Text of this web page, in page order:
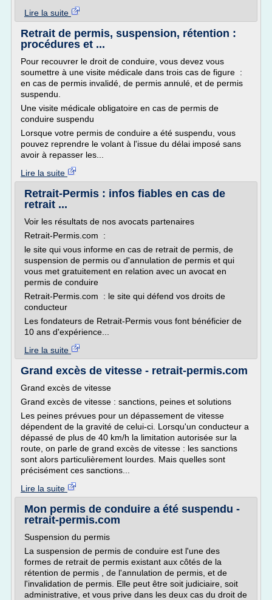
Lire la suite
Retrait de permis, suspension, rétention :
procédures et ...
Pour recouvrer le droit de conduire, vous devez vous
soumettre à une visite médicale dans trois cas de figure :
en cas de permis invalidé, de permis annulé, et de permis
suspendu.
Une visite médicale obligatoire en cas de permis de
conduire suspendu
Lorsque votre permis de conduire a été suspendu, vous
pouvez reprendre le volant à l'issue du délai imposé sans
avoir à repasser les...
Lire la suite
Retrait-Permis : infos fiables en cas de
retrait ...
Voir les résultats de nos avocats partenaires
Retrait-Permis.com :
le site qui vous informe en cas de retrait de permis, de
suspension de permis ou d'annulation de permis et qui
vous met gratuitement en relation avec un avocat en
permis de conduire
Retrait-Permis.com : le site qui défend vos droits de
conducteur
Les fondateurs de Retrait-Permis vous font bénéficier de
10 ans d'expérience...
Lire la suite
Grand excès de vitesse - retrait-permis.com
Grand excès de vitesse
Grand excès de vitesse : sanctions, peines et solutions
Les peines prévues pour un dépassement de vitesse
dépendent de la gravité de celui-ci. Lorsqu'un conducteur a
dépassé de plus de 40 km/h la limitation autorisée sur la
route, on parle de grand excès de vitesse : les sanctions
sont alors particulièrement lourdes. Mais quelles sont
précisément ces sanctions...
Lire la suite
Mon permis de conduire a été suspendu -
retrait-permis.com
Suspension du permis
La suspension de permis de conduire est l'une des
formes de retrait de permis existant aux côtés de la
rétention de permis , de l'annulation de permis, et de
l'invalidation de permis. Elle peut être soit judiciaire, soit
administrative, et vous prive dans les deux cas du droit de